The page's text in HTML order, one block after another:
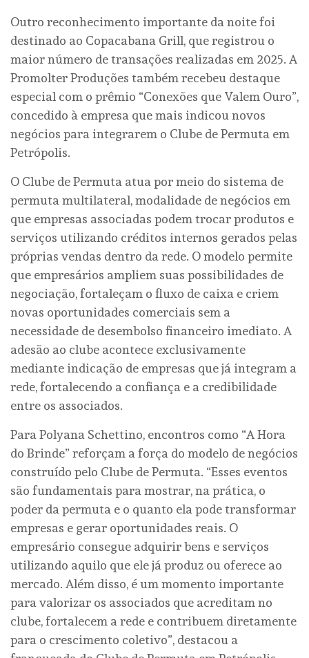
Outro reconhecimento importante da noite foi
destinado ao Copacabana Grill, que registrou o
maior número de transações realizadas em 2025. A
Promolter Produções também recebeu destaque
especial com o prêmio “Conexões que Valem Ouro”,
concedido à empresa que mais indicou novos
negócios para integrarem o Clube de Permuta em
Petrópolis.
O Clube de Permuta atua por meio do sistema de
permuta multilateral, modalidade de negócios em
que empresas associadas podem trocar produtos e
serviços utilizando créditos internos gerados pelas
próprias vendas dentro da rede. O modelo permite
que empresários ampliem suas possibilidades de
negociação, fortaleçam o fluxo de caixa e criem
novas oportunidades comerciais sem a
necessidade de desembolso financeiro imediato. A
adesão ao clube acontece exclusivamente
mediante indicação de empresas que já integram a
rede, fortalecendo a confiança e a credibilidade
entre os associados.
Para Polyana Schettino, encontros como “A Hora
do Brinde” reforçam a força do modelo de negócios
construído pelo Clube de Permuta. “Esses eventos
são fundamentais para mostrar, na prática, o
poder da permuta e o quanto ela pode transformar
empresas e gerar oportunidades reais. O
empresário consegue adquirir bens e serviços
utilizando aquilo que ele já produz ou oferece ao
mercado. Além disso, é um momento importante
para valorizar os associados que acreditam no
clube, fortalecem a rede e contribuem diretamente
para o crescimento coletivo”, destacou a